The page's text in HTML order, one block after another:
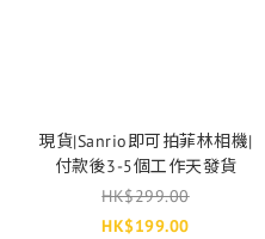
現貨|Sanrio即可拍菲林相機|
付款後3-5個工作天發貨
HK$299.00
HK$199.00